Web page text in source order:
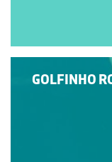
GOLFINHO